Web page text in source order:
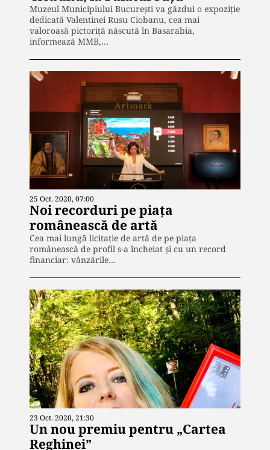
Muzeul Municipiului București va găzdui o expoziție
dedicată Valentinei Rusu Ciobanu, cea mai
valoroasă pictoriță născută în Basarabia,
informează MMB,…
25 Oct. 2020, 07:00
Noi recorduri pe piața
românească de artă
Cea mai lungă licitație de artă de pe piața
românească de profil s-a încheiat și cu un record
financiar: vânzările…
23 Oct. 2020, 21:30
Un nou premiu pentru „Cartea
Reghinei”